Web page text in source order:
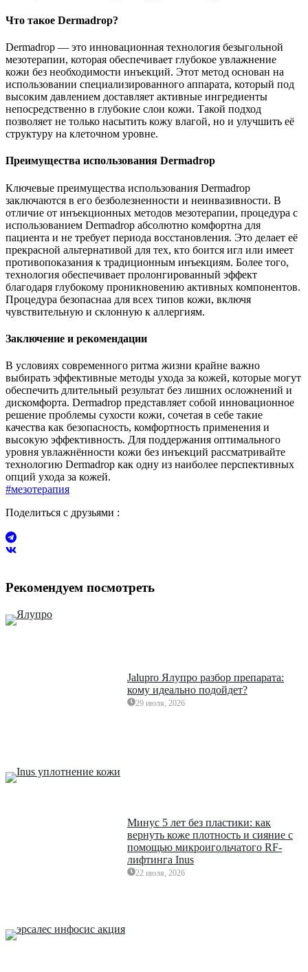
Что такое Dermadrop?
Dermadrop — это инновационная технология безыгольной
мезотерапии, которая обеспечивает глубокое увлажнение
кожи без необходимости инъекций. Этот метод основан на
использовании специализированного аппарата, который под
высоким давлением доставляет активные ингредиенты
непосредственно в глубокие слои кожи. Такой подход
позволяет не только насытить кожу влагой, но и улучшить её
структуру на клеточном уровне.
Преимущества использования Dermadrop
Ключевые преимущества использования Dermadrop
заключаются в его безболезненности и неинвазивности. В
отличие от инъекционных методов мезотерапии, процедура с
использованием Dermadrop абсолютно комфортна для
пациента и не требует периода восстановления. Это делает её
прекрасной альтернативой для тех, кто боится игл или имеет
противопоказания к традиционным инъекциям. Более того,
технология обеспечивает пролонгированный эффект
благодаря глубокому проникновению активных компонентов.
Процедура безопаснаа для всех типов кожи, включя
чувствительную и склонную к аллергиям.
Заключение и рекомендации
В условиях современного ритма жизни крайне важно
выбирать эффективные методы ухода за кожей, которые могут
обеспечить длительный результат без лишних осложнений и
дискомфорта. Dermadrop представляет собой инновационное
решение проблемы сухости кожи, сочетая в себе такие
качества как безопасность, комфортность применения и
высокую эффективность. Для поддержания оптимального
уровня увлажнённости кожи без инъекций рассматривайте
технологию Dermadrop как одну из наиболее перспективных
опций ухода за кожей.
#мезотерапия
Поделиться с друзьями :
Рекомендуем посмотреть
Jalupro Ялупро разбор препарата:
кому идеально подойдет?
29 июля, 2026
Минус 5 лет без пластики: как
вернуть коже плотность и сияние с
помощью микроигольчатого RF-
лифтинга Inus
22 июля, 2026